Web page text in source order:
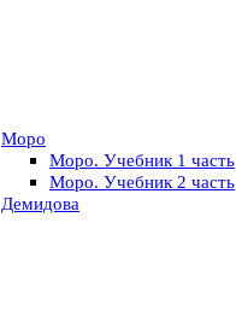
Моро
Моро. Учебник 1 часть
Моро. Учебник 2 часть
Демидова